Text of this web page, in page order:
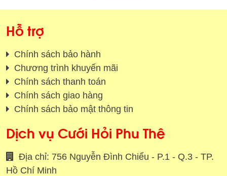
Hỗ trợ
Chính sách bảo hành
Chương trình khuyến mãi
Chính sách thanh toán
Chính sách giao hàng
Chính sách bảo mật thông tin
Dịch vụ Cưới Hỏi Phu Thê
Địa chỉ: 756 Nguyễn Đình Chiểu - P.1 - Q.3 - TP.
Hồ Chí Minh